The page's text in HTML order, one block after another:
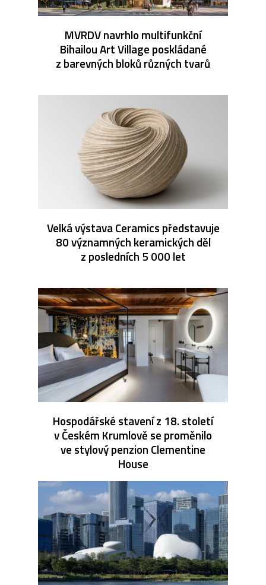
MVRDV navrhlo multifunkční
Bihailou Art Village poskládané
z barevných bloků různých tvarů
Velká výstava Ceramics představuje
80 významných keramických děl
z posledních 5 000 let
Hospodářské stavení z 18. století
v Českém Krumlově se proměnilo
ve stylový penzion Clementine
House